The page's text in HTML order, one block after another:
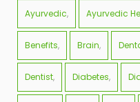
Ayurvedic Ayurvedic
Benefits Brain
Dentist Diabetes